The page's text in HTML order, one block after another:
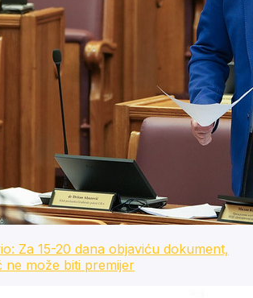
Za 15-20 dana objaviću dokument,
ne može biti premijer